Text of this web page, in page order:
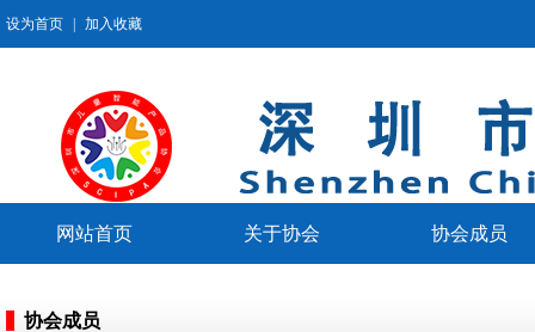
设为首页 加入收藏
网站首页 关于协会 协会成员
协会成员